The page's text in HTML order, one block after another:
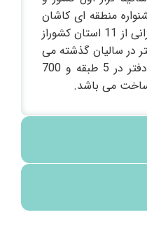
و جشنواره منطقه ای کاشان
در سال 96 با حضور فیلمسازانی از 11 استان کشوراز
در سالیان گذشته می
باشد. ساختمان جدید این دفتر در 5 طبقه و 700
ساخت می باشد.